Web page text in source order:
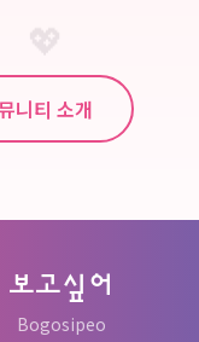
니티 소개
보고싶어
Bogosipeo